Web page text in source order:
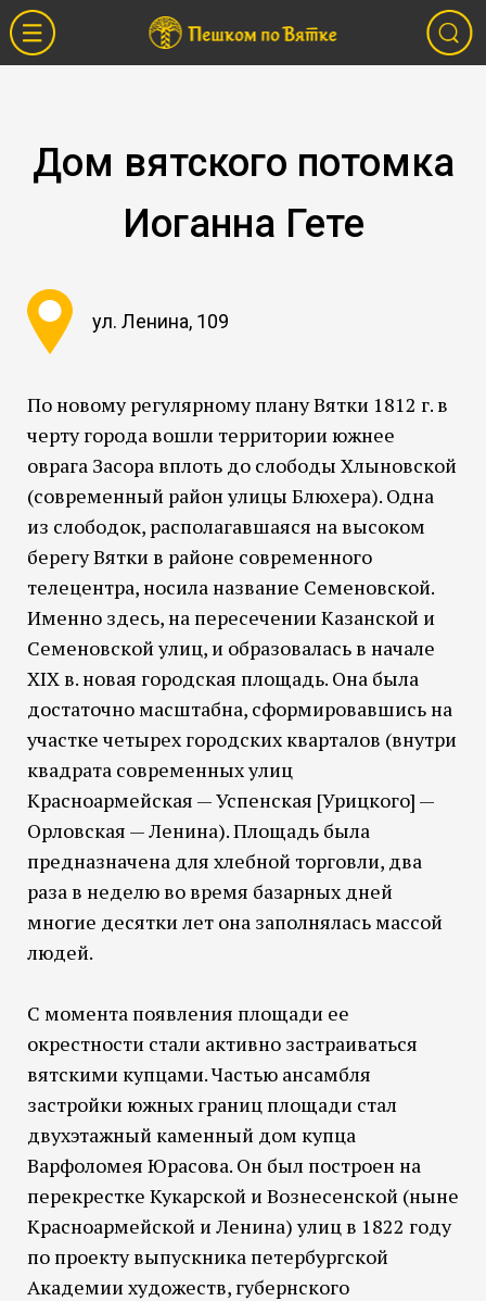
Дом вятского потомка
Иоганна Гете
ул. Ленина, 109
По новому регулярному плану Вятки 1812 г. в
черту города вошли территории южнее
оврага Засора вплоть до слободы Хлыновской
(современный район улицы Блюхера). Одна
из слободок, располагавшаяся на высоком
берегу Вятки в районе современного
телецентра, носила название Семеновской.
Именно здесь, на пересечении Казанской и
Семеновской улиц, и образовалась в начале
XIX в. новая городская площадь. Она была
достаточно масштабна, сформировавшись на
участке четырех городских кварталов (внутри
квадрата современных улиц
Красноармейская — Успенская [Урицкого] —
Орловская — Ленина). Площадь была
предназначена для хлебной торговли, два
раза в неделю во время базарных дней
многие десятки лет она заполнялась массой
людей.
С момента появления площади ее
окрестности стали активно застраиваться
вятскими купцами. Частью ансамбля
застройки южных границ площади стал
двухэтажный каменный дом купца
Варфоломея Юрасова. Он был построен на
перекрестке Кукарской и Вознесенской (ныне
Красноармейской и Ленина) улиц в 1822 году
по проекту выпускника петербургской
Академии художеств, губернского